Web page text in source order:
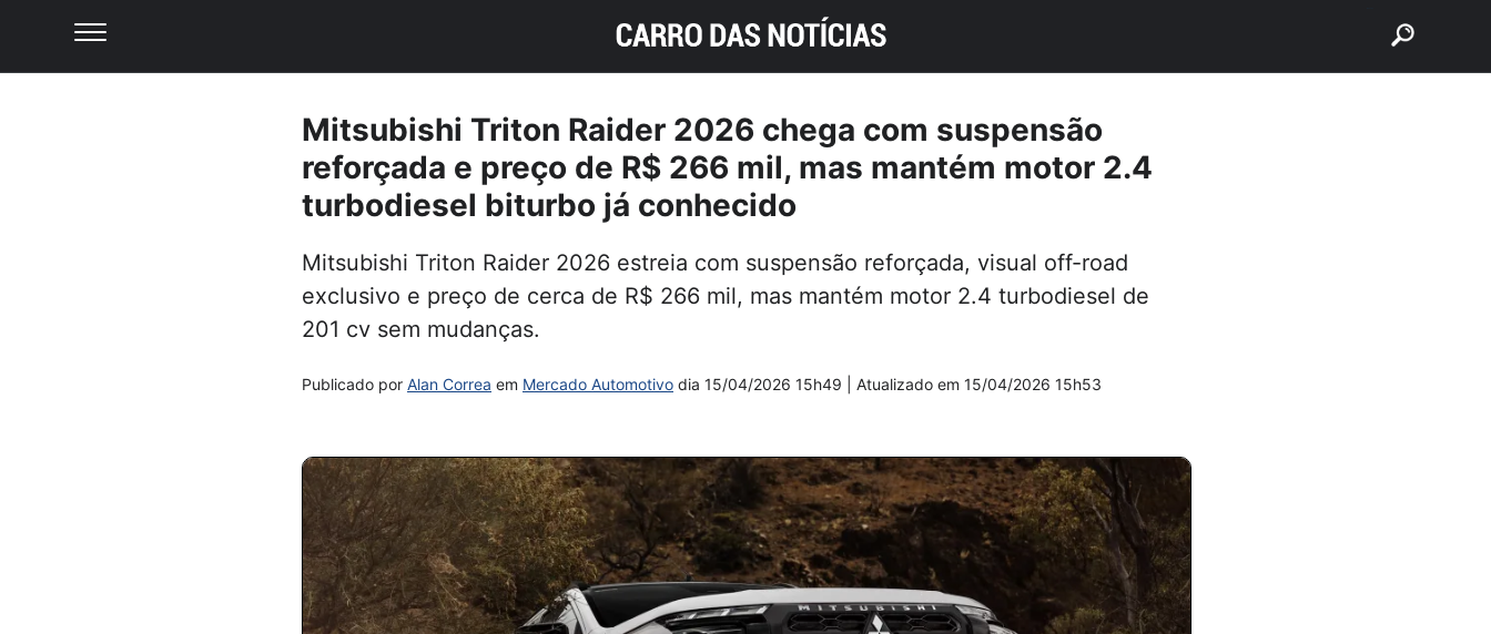
Mitsubishi Triton Raider 2026 chega com suspensão
reforçada e preço de R$ 266 mil, mas mantém motor 2.4
turbodiesel biturbo já conhecido
Mitsubishi Triton Raider 2026 estreia com suspensão reforçada, visual off-road
exclusivo e preço de cerca de R$ 266 mil, mas mantém motor 2.4 turbodiesel de
201 cv sem mudanças.
Publicado por Alan Correa em Mercado Automotivo dia 15/04/2026 15h49 | Atualizado em 15/04/2026 15h53